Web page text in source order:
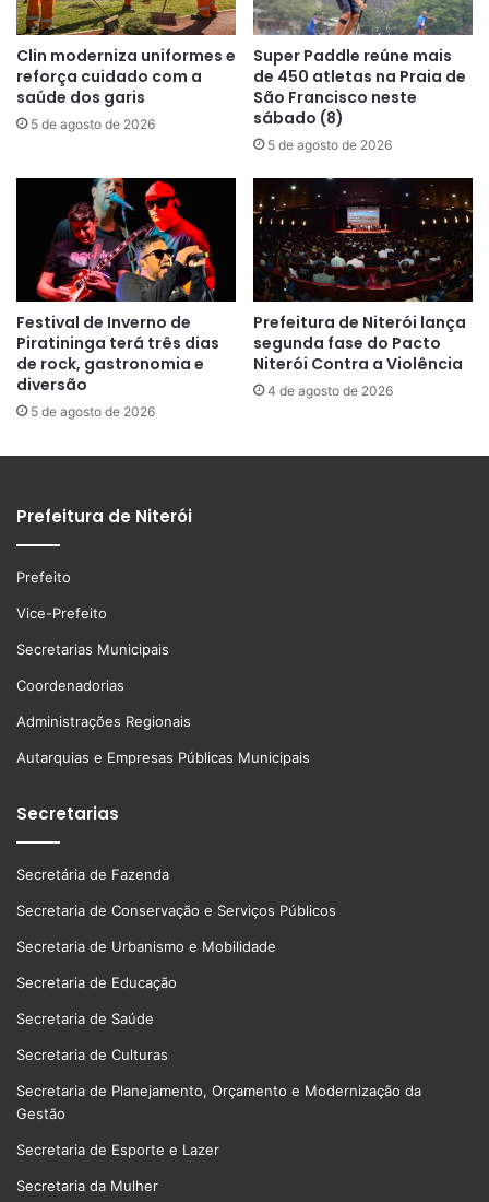
Clin moderniza uniformes e
reforça cuidado com a
saúde dos garis
5 de agosto de 2026
Super Paddle reúne mais
de 450 atletas na Praia de
São Francisco neste
sábado (8)
5 de agosto de 2026
Festival de Inverno de
Piratininga terá três dias
de rock, gastronomia e
diversão
5 de agosto de 2026
Prefeitura de Niterói lança
segunda fase do Pacto
Niterói Contra a Violência
4 de agosto de 2026
Prefeitura de Niterói
Prefeito
Vice-Prefeito
Secretarias Municipais
Coordenadorias
Administrações Regionais
Autarquias e Empresas Públicas Municipais
Secretarias
Secretária de Fazenda
Secretaria de Conservação e Serviços Públicos
Secretaria de Urbanismo e Mobilidade
Secretaria de Educação
Secretaria de Saúde
Secretaria de Culturas
Secretaria de Planejamento, Orçamento e Modernização da
Gestão
Secretaria de Esporte e Lazer
Secretaria da Mulher